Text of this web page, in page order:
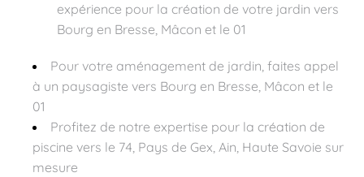
expérience pour la création de votre jardin vers
Bourg en Bresse, Mâcon et le 01
Pour votre aménagement de jardin, faites appel
à un paysagiste vers Bourg en Bresse, Mâcon et le
01
Profitez de notre expertise pour la création de
piscine vers le 74, Pays de Gex, Ain, Haute Savoie sur
mesure